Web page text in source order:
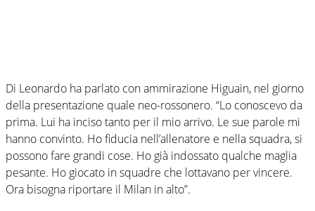
Di Leonardo ha parlato con ammirazione Higuain, nel giorno
della presentazione quale neo-rossonero. “Lo conoscevo da
prima. Lui ha inciso tanto per il mio arrivo. Le sue parole mi
hanno convinto. Ho fiducia nell’allenatore e nella squadra, si
possono fare grandi cose. Ho già indossato qualche maglia
pesante. Ho giocato in squadre che lottavano per vincere.
Ora bisogna riportare il Milan in alto”.